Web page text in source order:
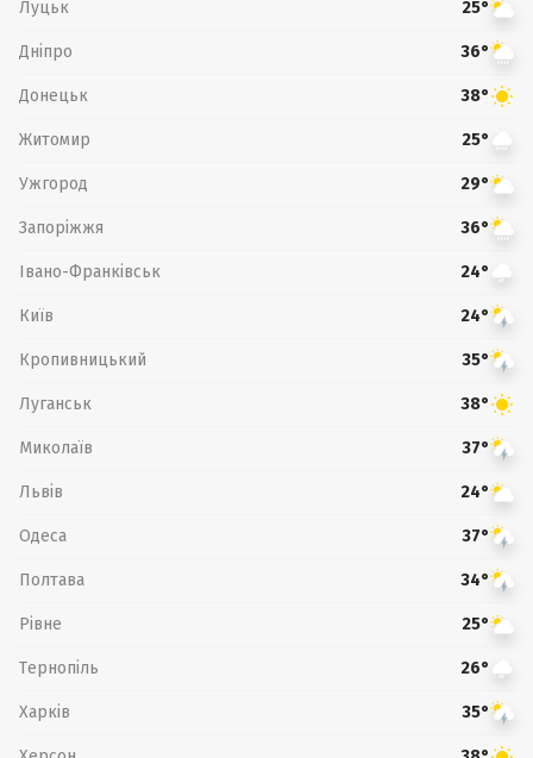
Луцьк 25°
Дніпро 36°
Донецьк 38°
Житомир 25°
Ужгород 29°
Запоріжжя 36°
Івано-Франківськ 24°
Київ 24°
Кропивницький 35°
Луганськ 38°
Миколаїв 37°
Львів 24°
Одеса 37°
Полтава 34°
Рівне 25°
Тернопіль 26°
Харків 35°